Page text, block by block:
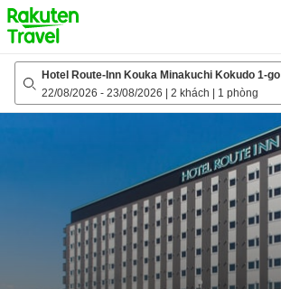
to
top
page
Hotel Route-Inn Kouka Minakuchi Kokudo 1-go
22/08/2026 - 23/08/2026 2 khách 1 phòng